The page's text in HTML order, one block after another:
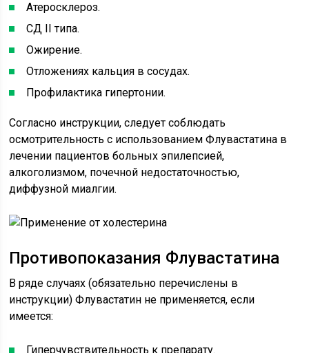
Атеросклероз.
СД II типа.
Ожирение.
Отложениях кальция в сосудах.
Профилактика гипертонии.
Согласно инструкции, следует соблюдать
осмотрительность с использованием Флувастатина в
лечении пациентов больных эпилепсией,
алкоголизмом, почечной недостаточностью,
диффузной миалгии.
Противопоказания Флувастатина
В ряде случаях (обязательно перечислены в
инструкции) Флувастатин не применяется, если
имеется:
Гиперчувствительность к препарату.